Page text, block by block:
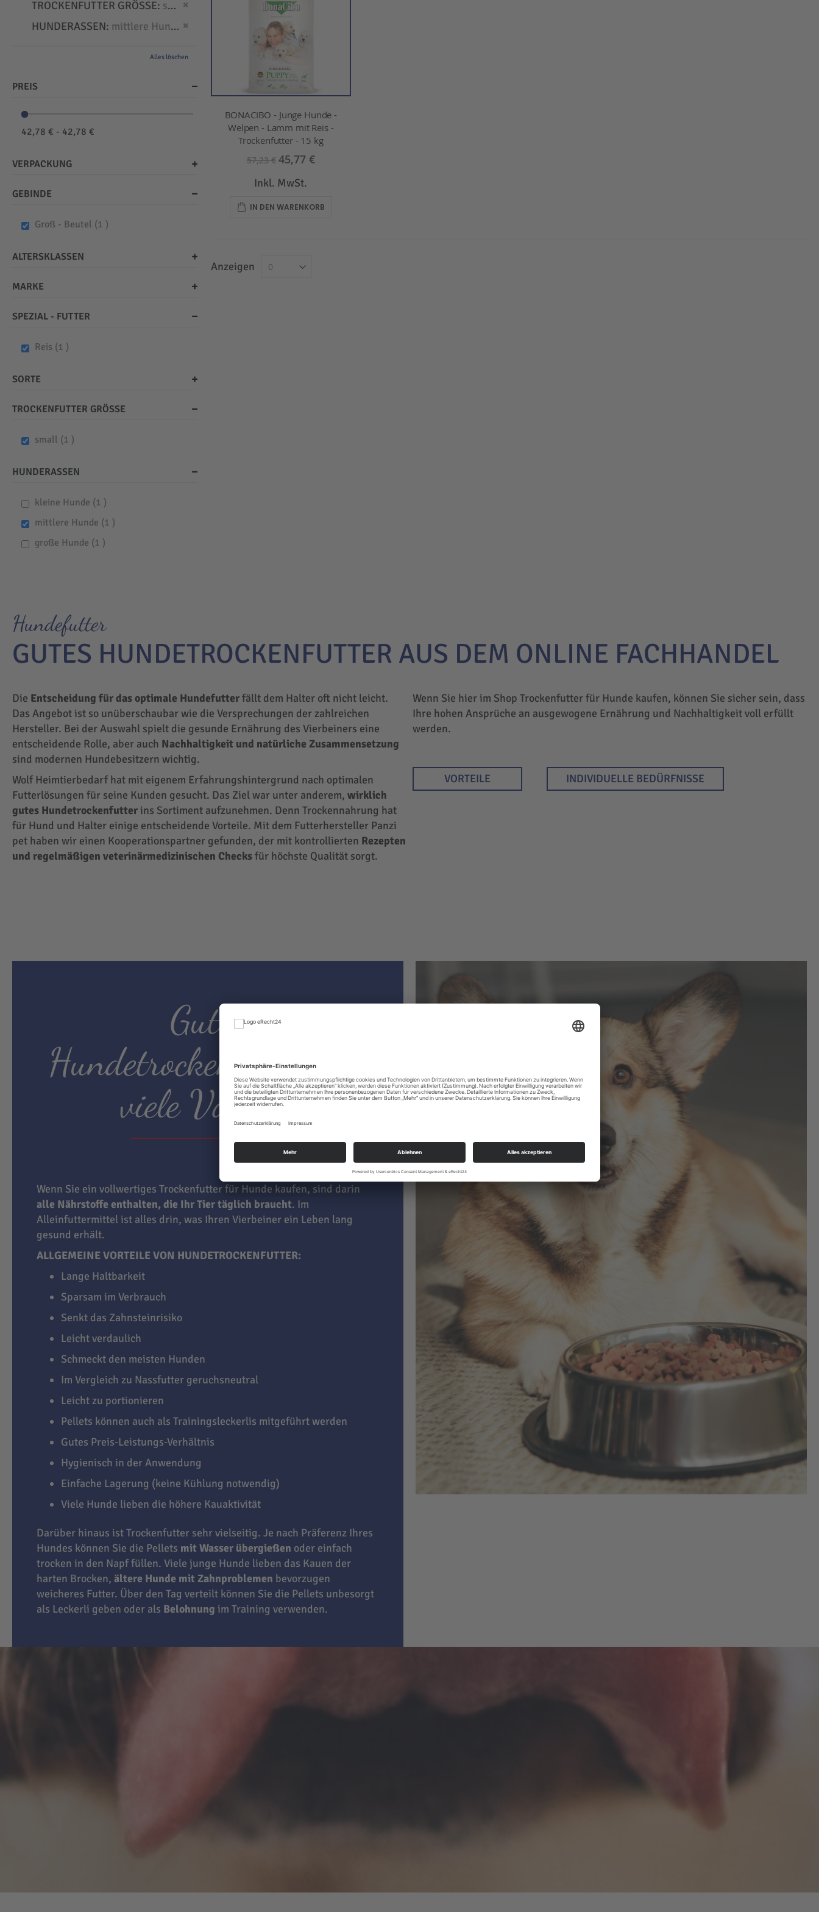
BONACIBO - Junge Hunde -
Welpen - Lamm mit Reis -
Trockenfutter - 15 kg
57,23 € 45,77 €
Inkl. MwSt.
IN DEN WARENKORB
Anzeigen
TROCKENFUTTER GRÖSSE
small
HUNDERASSEN mittlere Hunde
Alles löschen
PREIS
42,78 € - 42,78 €
VERPACKUNG
GEBINDE
Groß - Beutel 1 item
ALTERSKLASSEN
MARKE
SPEZIAL - FUTTER
Reis 1 item
SORTE
TROCKENFUTTER GRÖSSE
small 1 item
HUNDERASSEN
kleine Hunde 1 item
mittlere Hunde 1 item
große Hunde 1 item
Hundefutter
GUTES HUNDETROCKENFUTTER AUS DEM ONLINE FACHHANDEL
Die Entscheidung für das optimale Hundefutterfällt dem Halter oft nicht leicht.
Das Angebot ist so unüberschaubar wie die Versprechungen der zahlreichen
Hersteller. Bei der Auswahl spielt die gesunde Ernährung des Vierbeiners eine
entscheidende Rolle, aber auch Nachhaltigkeit und natürliche Zusammensetzung
sind modernen Hundebesitzern wichtig.
Wolf Heimtierbedarf hat mit eigenem Erfahrungshintergrund nach optimalen
Futterlösungen für seine Kunden gesucht. Das Ziel war unter anderem, wirklich
gutes Hundetrockenfutter ins Sortiment aufzunehmen. Denn Trockennahrung hat
für Hund und Halter einige entscheidende Vorteile. Mit dem Futterhersteller Panzi
pet haben wir einen Kooperationspartner gefunden, der mit kontrollierten Rezepten
und regelmäßigen veterinärmedizinischen Checksfür höchste Qualität sorgt.
Wenn Sie hier im Shop Trockenfutter für Hunde kaufen, können Sie sicher sein, dass
Ihre hohen Ansprüche an ausgewogene Ernährung und Nachhaltigkeit voll erfüllt
werden.
VORTEILE INDIVIDUELLE BEDÜRFNISSE
Gutes
Hundetrockenfutter hat
viele Vorteile
Wenn Sie ein vollwertiges Trockenfutter für Hunde kaufen, sind darin
alle Nährstoffe enthalten, die Ihr Tier täglich braucht. Im
Alleinfuttermittel ist alles drin, was Ihren Vierbeiner ein Leben lang
gesund erhält.
ALLGEMEINE VORTEILE VON HUNDETROCKENFUTTER:
Lange Haltbarkeit
Sparsam im Verbrauch
Senkt das Zahnsteinrisiko
Leicht verdaulich
Schmeckt den meisten Hunden
Im Vergleich zu Nassfutter geruchsneutral
Leicht zu portionieren
Pellets können auch als Trainingsleckerlis mitgeführt werden
Gutes Preis-Leistungs-Verhältnis
Hygienisch in der Anwendung
Einfache Lagerung (keine Kühlung notwendig)
Viele Hunde lieben die höhere Kauaktivität
Darüber hinaus ist Trockenfutter sehr vielseitig. Je nach Präferenz Ihres
Hundes können Sie die Pellets mit Wasser übergießen oder einfach
trocken in den Napf füllen. Viele junge Hunde lieben das Kauen der
harten Brocken, ältere Hunde mit Zahnproblemen bevorzugen
weicheres Futter. Über den Tag verteilt können Sie die Pellets unbesorgt
als Leckerli geben oder als Belohnung im Training verwenden.